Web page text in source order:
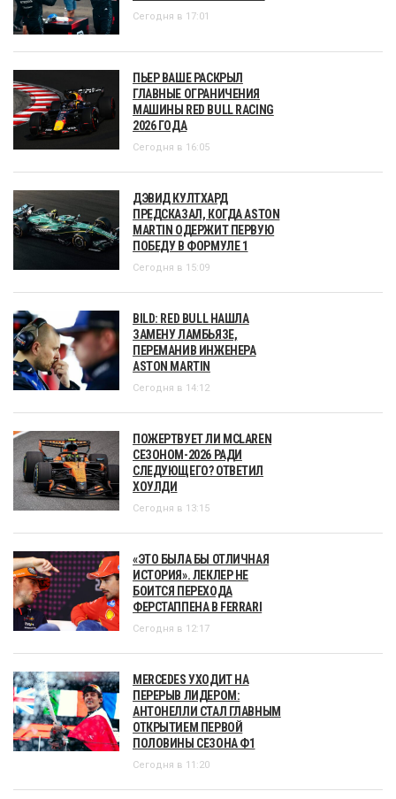
Сегодня в 17:01
ПЬЕР ВАШЕ РАСКРЫЛ
ГЛАВНЫЕ ОГРАНИЧЕНИЯ
МАШИНЫ RED BULL RACING
2026 ГОДА
Сегодня в 16:05
ДЭВИД КУЛТХАРД
ПРЕДСКАЗАЛ, КОГДА ASTON
MARTIN ОДЕРЖИТ ПЕРВУЮ
ПОБЕДУ В ФОРМУЛЕ 1
Сегодня в 15:09
BILD: RED BULL НАШЛА
ЗАМЕНУ ЛАМБЬЯЗЕ,
ПЕРЕМАНИВ ИНЖЕНЕРА
ASTON MARTIN
Сегодня в 14:12
ПОЖЕРТВУЕТ ЛИ MCLAREN
СЕЗОНОМ-2026 РАДИ
СЛЕДУЮЩЕГО? ОТВЕТИЛ
ХОУЛДИ
Сегодня в 13:15
«ЭТО БЫЛА БЫ ОТЛИЧНАЯ
ИСТОРИЯ». ЛЕКЛЕР НЕ
БОИТСЯ ПЕРЕХОДА
ФЕРСТАППЕНА В FERRARI
Сегодня в 12:17
MERCEDES УХОДИТ НА
ПЕРЕРЫВ ЛИДЕРОМ:
АНТОНЕЛЛИ СТАЛ ГЛАВНЫМ
ОТКРЫТИЕМ ПЕРВОЙ
ПОЛОВИНЫ СЕЗОНА Ф1
Сегодня в 11:20